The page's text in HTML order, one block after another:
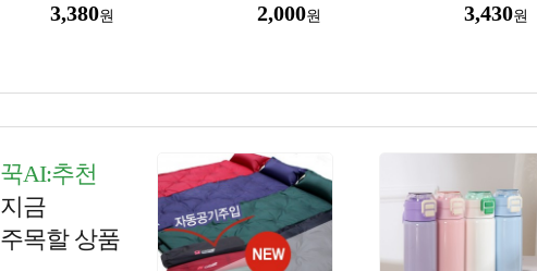
3,380원 2,000원 3,430원
꾹AI:추천
지금
주목할 상품